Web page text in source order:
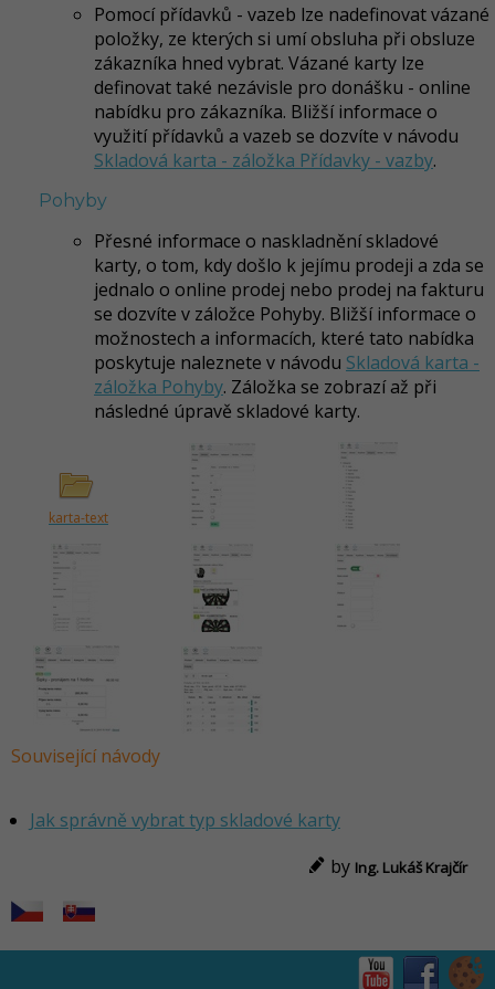
Pomocí přídavků - vazeb lze nadefinovat vázané
položky, ze kterých si umí obsluha při obsluze
zákazníka hned vybrat. Vázané karty lze
definovat také nezávisle pro donášku - online
nabídku pro zákazníka. Bližší informace o
využití přídavků a vazeb se dozvíte v návodu
Skladová karta - záložka Přídavky - vazby.
Pohyby
Přesné informace o naskladnění skladové
karty, o tom, kdy došlo k jejímu prodeji a zda se
jednalo o online prodej nebo prodej na fakturu
se dozvíte v záložce Pohyby. Bližší informace o
možnostech a informacích, které tato nabídka
poskytuje naleznete v návodu Skladová karta -
záložka Pohyby. Záložka se zobrazí až při
následné úpravě skladové karty.
karta-text
Související návody
Jak správně vybrat typ skladové karty
by Ing. Lukáš Krajčír